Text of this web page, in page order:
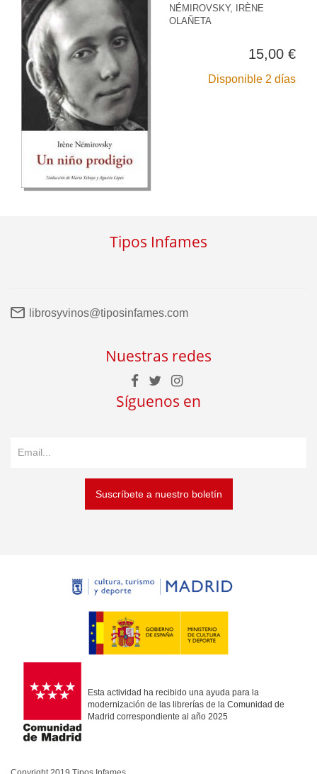
NÉMIROVSKY, IRÈNE
OLAÑETA
15,00 €
Disponible 2 días
Tipos Infames
librosyvinos@tiposinfames.com
Nuestras redes
Síguenos en
Suscríbete a nuestro boletín
Esta actividad ha recibido una ayuda para la
modernización de las librerías de la Comunidad de
Madrid correspondiente al año 2025